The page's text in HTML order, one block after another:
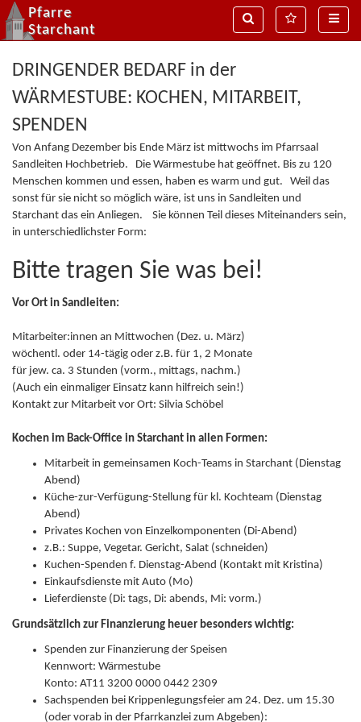
MenÃ¼
Suche
Pfarre
Starchant
DRINGENDER BEDARF in der
WÄRMESTUBE: KOCHEN, MITARBEIT,
SPENDEN
Von Anfang Dezember bis Ende März ist mittwochs im Pfarrsaal
Sandleiten Hochbetrieb. Die Wärmestube hat geöffnet. Bis zu 120
Menschen kommen und essen, haben es warm und gut. Weil das
sonst für sie nicht so möglich wäre, ist uns in Sandleiten und
Starchant das ein Anliegen. Sie können Teil dieses Miteinanders sein,
in unterschiedlichster Form:
Bitte tragen Sie was bei!
Vor Ort in Sandleiten:
Mitarbeiter:innen an Mittwochen (Dez. u. März)
wöchentl. oder 14-tägig oder z.B. für 1, 2 Monate
für jew. ca. 3 Stunden (vorm., mittags, nachm.)
(Auch ein einmaliger Einsatz kann hilfreich sein!)
Kontakt zur Mitarbeit vor Ort: Silvia Schöbel
Kochen im Back-Office in Starchant in allen Formen:
Mitarbeit in gemeinsamen Koch-Teams in Starchant (Dienstag
Abend)
Küche-zur-Verfügung-Stellung für kl. Kochteam (Dienstag
Abend)
Privates Kochen von Einzelkomponenten (Di-Abend)
z.B.: Suppe, Vegetar. Gericht, Salat (schneiden)
Kuchen-Spenden f. Dienstag-Abend (Kontakt mit Kristina)
Einkaufsdienste mit Auto (Mo)
Lieferdienste (Di: tags, Di: abends, Mi: vorm.)
Grundsätzlich zur Finanzierung heuer besonders wichtig:
Spenden zur Finanzierung der Speisen
Kennwort: Wärmestube
Konto: AT11 3200 0000 0442 2309
Sachspenden bei Krippenlegungsfeier am 24. Dez. um 15.30
(oder vorab in der Pfarrkanzlei zum Abgeben):